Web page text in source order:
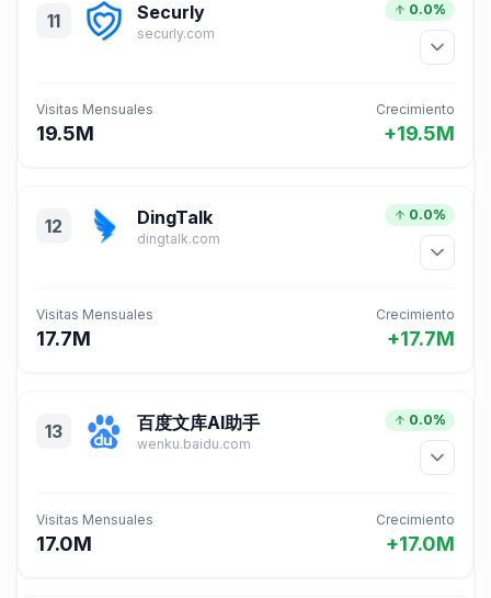
11 Securly
securly.com
0.0%
Visitas Mensuales
19.5M
Crecimiento
+19.5M
12 DingTalk
dingtalk.com
0.0%
Visitas Mensuales
17.7M
Crecimiento
+17.7M
13 百度文库AI助手
wenku.baidu.com
0.0%
Visitas Mensuales
17.0M
Crecimiento
+17.0M